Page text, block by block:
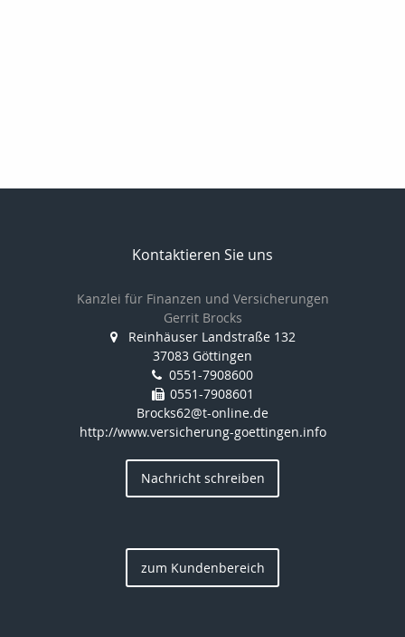
Kontaktieren Sie uns
Kanzlei für Finanzen und Versicherungen
Gerrit Brocks
Reinhäuser Landstraße 132
37083 Göttingen
0551-7908600
0551-7908601
Brocks62@t-online.de
http://www.versicherung-goettingen.info
Nachricht schreiben
zum Kundenbereich